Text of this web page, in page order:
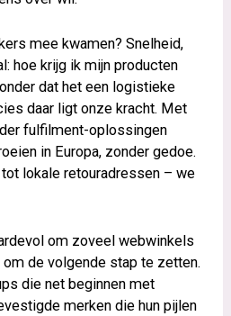
mee kwamen? Snelheid,
hoe krijg ik mijn producten
dat het een logistieke
daar ligt onze kracht. Met
fulfilment-oplossingen
in Europa, zonder gedoe.
lokale retouradressen – we
om zoveel webwinkels
de volgende stap te zetten.
die net beginnen met
merken die hun pijlen